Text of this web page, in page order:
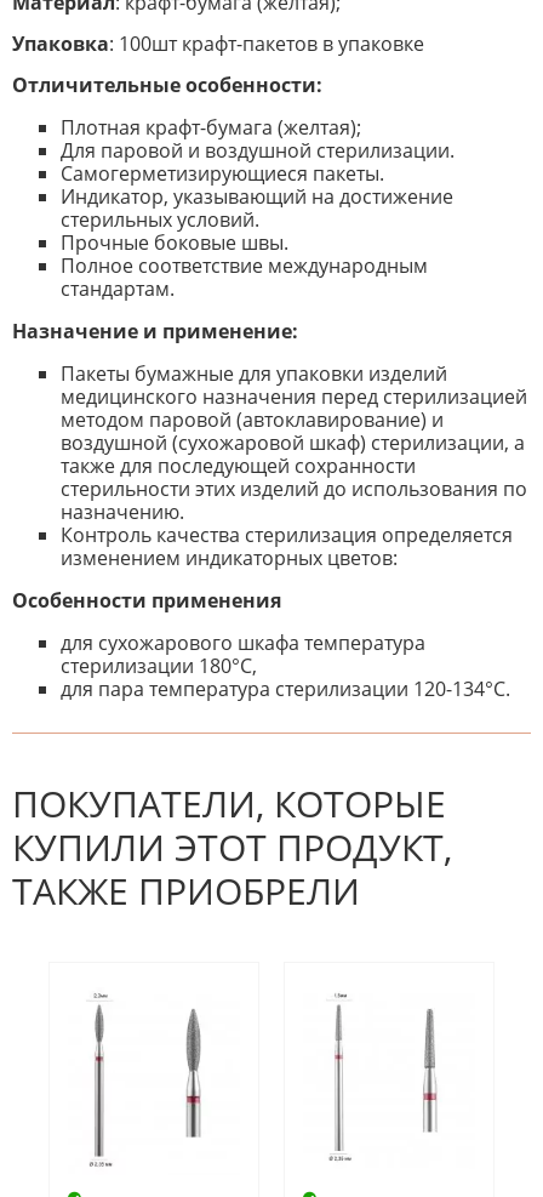
Упаковка: 100шт крафт-пакетов в упаковке
Отличительные особенности:
Плотная крафт-бумага (желтая);
Для паровой и воздушной стерилизации.
Самогерметизирующиеся пакеты.
Индикатор, указывающий на достижение
стерильных условий.
Прочные боковые швы.
Полное соответствие международным
стандартам.
Назначение и применение:
Пакеты бумажные для упаковки изделий
медицинского назначения перед стерилизацией
методом паровой (автоклавирование) и
воздушной (сухожаровой шкаф) стерилизации, а
также для последующей сохранности
стерильности этих изделий до использования по
назначению.
Контроль качества стерилизация определяется
изменением индикаторных цветов:
Особенности применения
для сухожарового шкафа температура
стерилизации 180°С,
для пара температура стерилизации 120-134°С.
К настоящему времени нет
отзыв.
ПОКУПАТЕЛИ, КОТОРЫЕ
КУПИЛИ ЭТОТ ПРОДУКТ,
ТАКЖЕ ПРИОБРЕЛИ